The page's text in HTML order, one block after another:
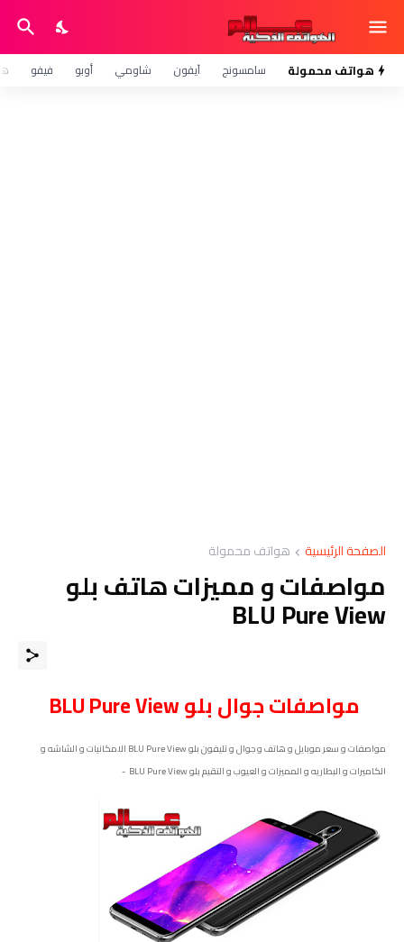
هواتف محمولة سامسونج آيفون شاومي أوبو فيفو
الصفحة الرئيسية هواتف محمولة
مواصفات و مميزات هاتف بلو
BLU Pure View
مواصفاتجوالبلو BLU Pure View
مواصفات و سعر موبايل و هاتف و جوال و تليفون بلو BLU Pure View الامكانيات و الشاشه و
الكاميرات و البطاريه و المميزات و العيوب و التقيم بلو BLU Pure View -